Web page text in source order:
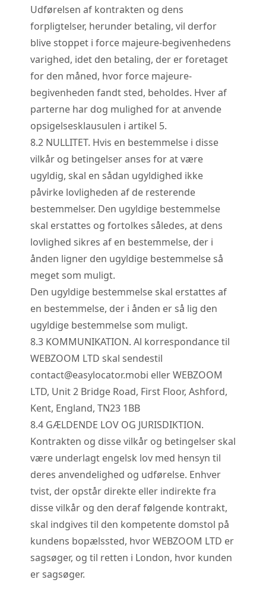
Udførelsen af kontrakten og dens
forpligtelser, herunder betaling, vil derfor
blive stoppet i force majeure-begivenhedens
varighed, idet den betaling, der er foretaget
for den måned, hvor force majeure-
begivenheden fandt sted, beholdes. Hver af
parterne har dog mulighed for at anvende
opsigelsesklausulen i artikel 5.
8.2NULLITET. Hvis en bestemmelse i disse
vilkår og betingelser anses for at være
ugyldig, skal en sådan ugyldighed ikke
påvirke lovligheden af de resterende
bestemmelser. Den ugyldige bestemmelse
skal erstattes og fortolkes således, at dens
lovlighed sikres af en bestemmelse, der i
ånden ligner den ugyldige bestemmelse så
meget som muligt.
Den ugyldige bestemmelse skal erstattes af
en bestemmelse, der i ånden er så lig den
ugyldige bestemmelse som muligt.
8.3KOMMUNIKATION. Al korrespondance til
WEBZOOM LTD skal sendestil
contact@easylocator.mobi eller WEBZOOM
LTD, Unit 2 Bridge Road, First Floor, Ashford,
Kent, England, TN23 1BB
8.4GÆLDENDE LOV OG JURISDIKTION.
Kontrakten og disse vilkår og betingelser skal
være underlagt engelsk lov med hensyn til
deres anvendelighed og udførelse. Enhver
tvist, der opstår direkte eller indirekte fra
disse vilkår og den deraf følgende kontrakt,
skal indgives til den kompetente domstol på
kundens bopælssted, hvor WEBZOOM LTD er
sagsøger, og til retten i London, hvor kunden
er sagsøger.